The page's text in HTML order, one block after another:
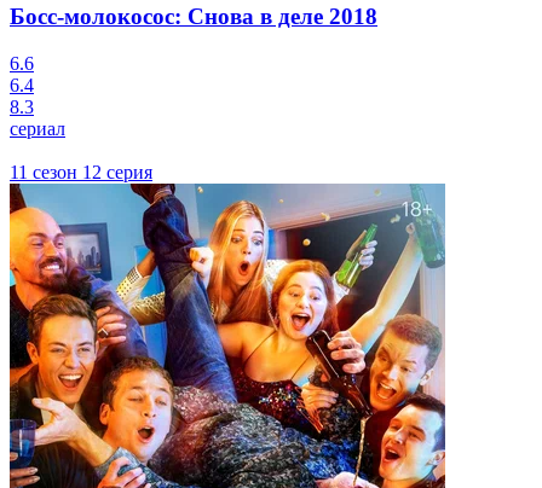
Босс-молокосос: Снова в деле 2018
6.6
6.4
8.3
сериал
11 сезон 12 серия